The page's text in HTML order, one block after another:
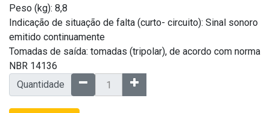
Peso (kg): 8,8
Indicação de situação de falta (curto- circuito): Sinal sonoro
emitido continuamente
Tomadas de saída: tomadas (tripolar), de acordo com norma
NBR 14136
Quantidade